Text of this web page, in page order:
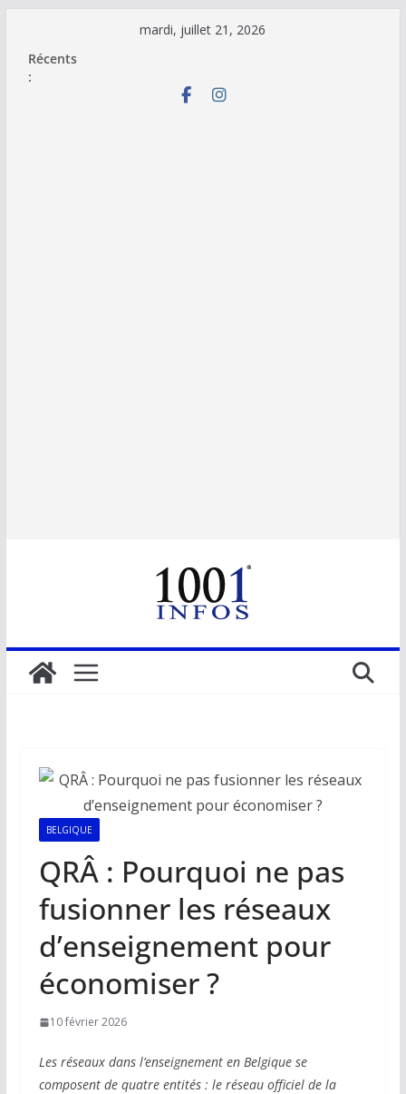
contenu
mardi, juillet 21, 2026
Récents
:
BELGIQUE
QRÂ : Pourquoi ne pas
fusionner les réseaux
d’enseignement pour
économiser ?
10 février 2026
Les réseaux dans l’enseignement en Belgique se
composent de quatre entités : le réseau officiel de la